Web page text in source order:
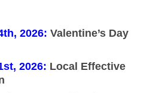
2026: Valentine’s Day
2026: Local Effective